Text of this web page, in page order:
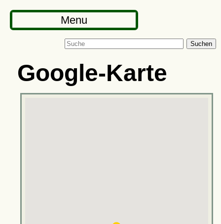
Menu
Suchen
Google-Karte